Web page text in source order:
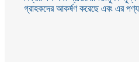
গ্রাহকদের আকর্ষণ করেছে এবং এর